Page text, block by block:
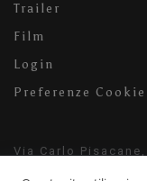
Trailer
Film
Login
Preferenze Cookie
Via Carlo
52100 Arezzo